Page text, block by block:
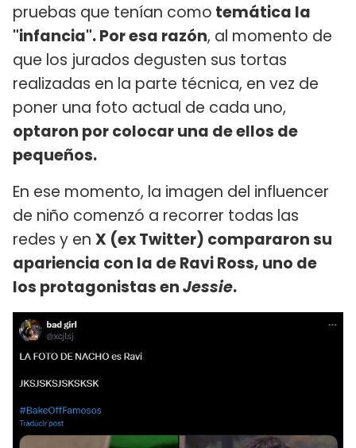
pruebas que tenían como temática la
"infancia". Por esa razón, al momento de
que los jurados degusten sus tortas
realizadas en la parte técnica, en vez de
poner una foto actual de cada uno,
optaron por colocar una de ellos de
pequeños.
En ese momento, la imagen del influencer
de niño comenzó a recorrer todas las
redes y en X (ex Twitter) compararon su
apariencia con la de Ravi Ross, uno de
los protagonistas enJessie.